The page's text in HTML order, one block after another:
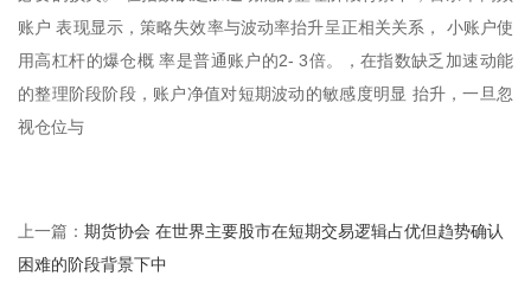
账户 表现显示，策略失效率与波动率抬升呈正相关关系， 小账户使
用高杠杆的爆仓概 率是普通账户的2- 3倍。，在指数缺乏加速动能
的整理阶段阶段，账户净值对短期波动的敏感度明显 抬升，一旦忽
视仓位与
上一篇： 期货协会 在世界主要股市在短期交易逻辑占优但趋势确认
困难的阶段背景下中